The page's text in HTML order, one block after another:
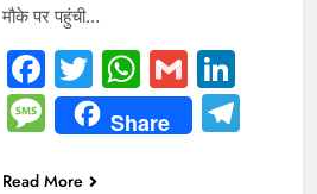
मौके पर पहुंची…
Facebook
TwitterGmail
Message
Share
Read More